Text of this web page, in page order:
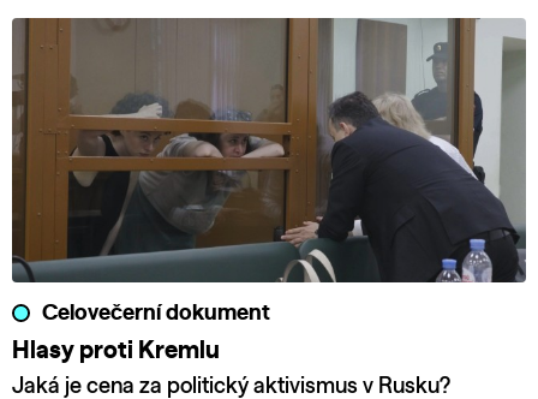
Celovečerní dokument
Hlasy proti Kremlu
Jaká je cena za politický aktivismus v Rusku?